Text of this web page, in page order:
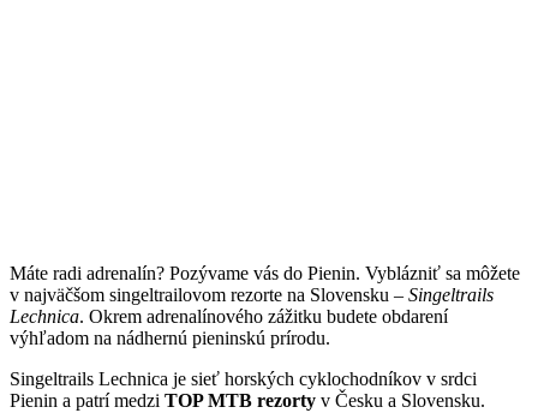
Máte radi adrenalín? Pozývame vás do Pienin. Vyblázniť sa môžete
v najväčšom singeltrailovom rezorte na Slovensku – Singeltrails
Lechnica. Okrem adrenalínového zážitku budete obdarení
výhľadom na nádhernú pieninskú prírodu.
Singeltrails Lechnica je sieť horských cyklochodníkov v srdci
Pienin a patrí medzi TOP MTB rezorty v Česku a Slovensku.